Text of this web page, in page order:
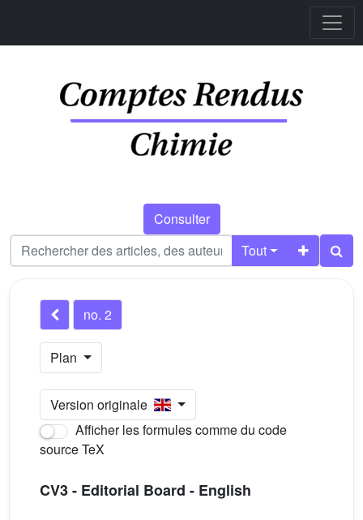
Consulter
Tout
no. 2
Plan
Version originale
Afficher les formules comme du code
source TeX
CV3 - Editorial Board - English